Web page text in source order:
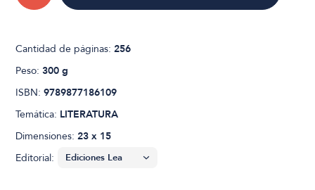
Cantidad de páginas:256
Peso:300 g
ISBN:9789877186109
Temática: LITERATURA
Dimensiones:23 x 15
Editorial: